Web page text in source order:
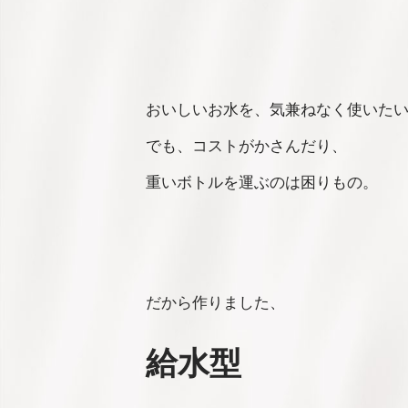
おいしいお水を、 気兼ねなく使いた
でも、コストがかさんだり、
重いボトルを運ぶのは困りもの。
だから作りました、
給水型